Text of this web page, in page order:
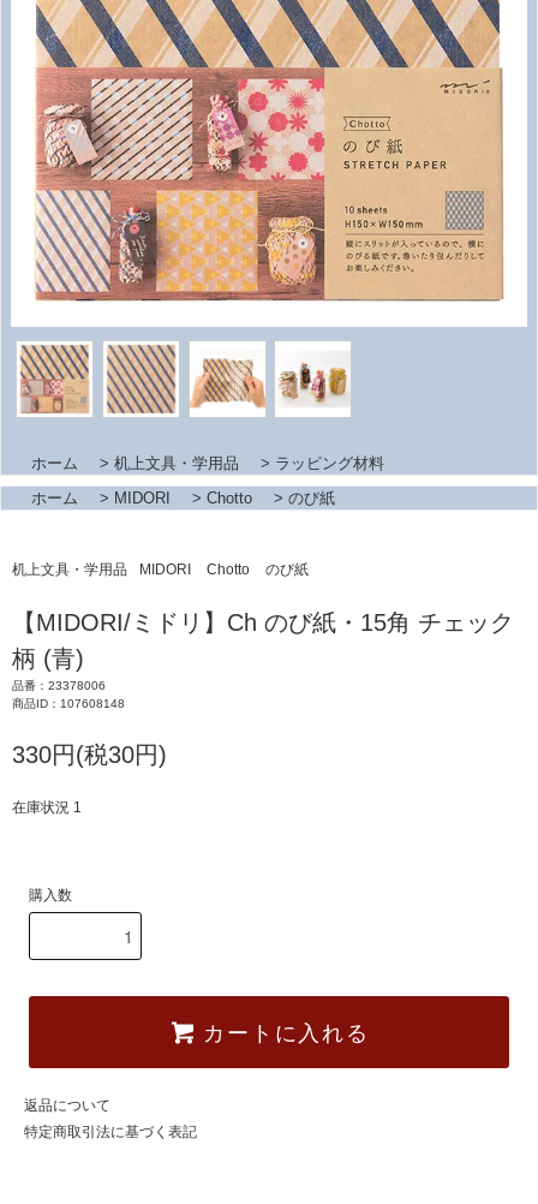
ホーム > 机上文具・学用品 > ラッピング材料
ホーム
> MIDORI > Chotto > のび紙
机上文具・学用品 MIDORI Chotto のび紙
【MIDORI/ミドリ】Ch のび紙・15角 チェック
柄 (青)
品番：23378006
商品ID：107608148
330円(税30円)
在庫状況 1
購入数
カートに入れる
返品について
特定商取引法に基づく表記